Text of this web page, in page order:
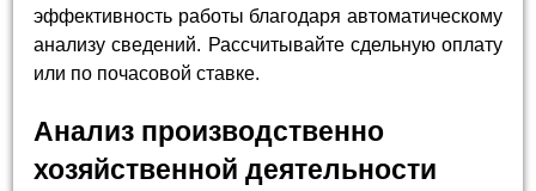
эффективность работы благодаря автоматическому
анализу сведений. Рассчитывайте сдельную оплату
или по почасовой ставке.
Анализ производственно
хозяйственной деятельности